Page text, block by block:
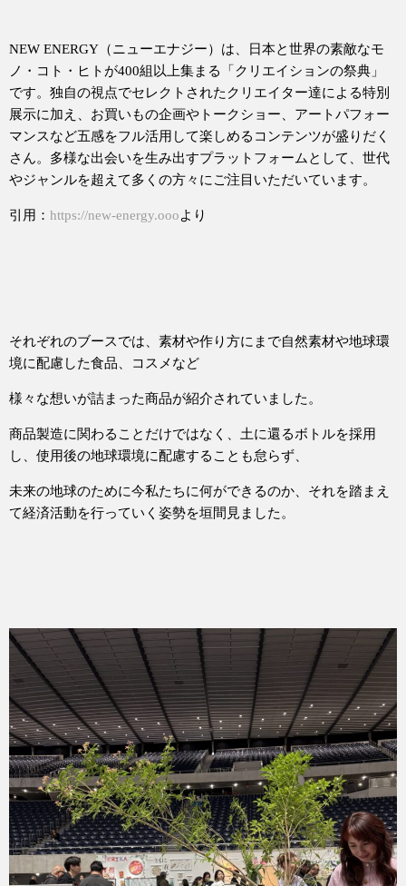
NEW ENERGY（ニューエナジー）は、日本と世界の素敵なモ
ノ・コト・ヒトが400組以上集まる「クリエイションの祭典」
です。独自の視点でセレクトされたクリエイター達による特別
展示に加え、お買いもの企画やトークショー、アートパフォー
マンスなど五感をフル活用して楽しめるコンテンツが盛りだく
さん。多様な出会いを生み出すプラットフォームとして、世代
やジャンルを超えて多くの方々にご注目いただいています。
引用： https://new-energy.oooより
それぞれのブースでは、素材や作り方にまで自然素材や地球環
境に配慮した食品、コスメなど
様々な想いが詰まった商品が紹介されていました。
商品製造に関わることだけではなく、土に還るボトルを採用
し、使用後の地球環境に配慮することも怠らず、
未来の地球のために今私たちに何ができるのか、それを踏まえ
て経済活動を行っていく姿勢を垣間見ました。